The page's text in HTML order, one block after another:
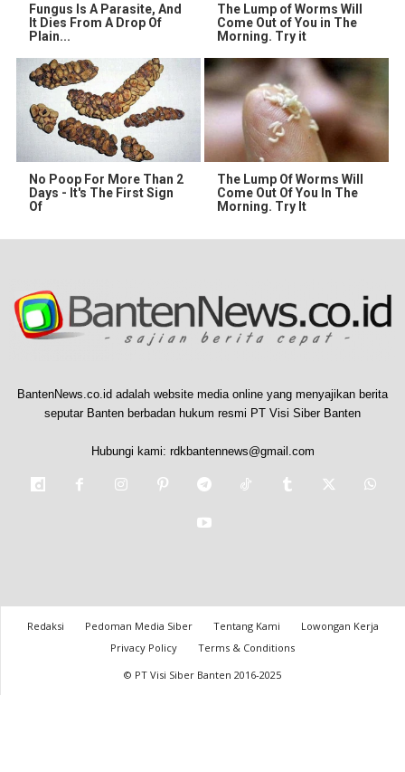
Fungus Is A Parasite, And
It Dies From A Drop Of
Plain...
The Lump of Worms Will
Come Out of You in The
Morning. Try it
No Poop For More Than 2
Days - It's The First Sign
Of
The Lump Of Worms Will
Come Out Of You In The
Morning. Try It
BantenNews.co.id adalah website media online yang menyajikan berita
seputar Banten berbadan hukum resmi PT Visi Siber Banten
Hubungi kami: rdkbantennews@gmail.com
Redaksi Pedoman Media Siber Tentang Kami
Lowongan Kerja
Privacy Policy
Terms & Conditions
© PT Visi Siber Banten 2016-2025